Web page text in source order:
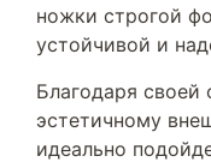
ножки строгой
устойчивой и
Благодаря своей
эстетичному
идеально